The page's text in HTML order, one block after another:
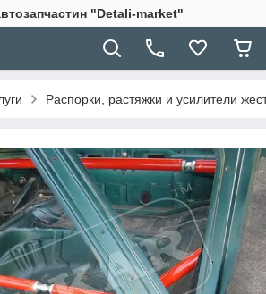
"Detali-market"
Распорки, растяжки и усилители